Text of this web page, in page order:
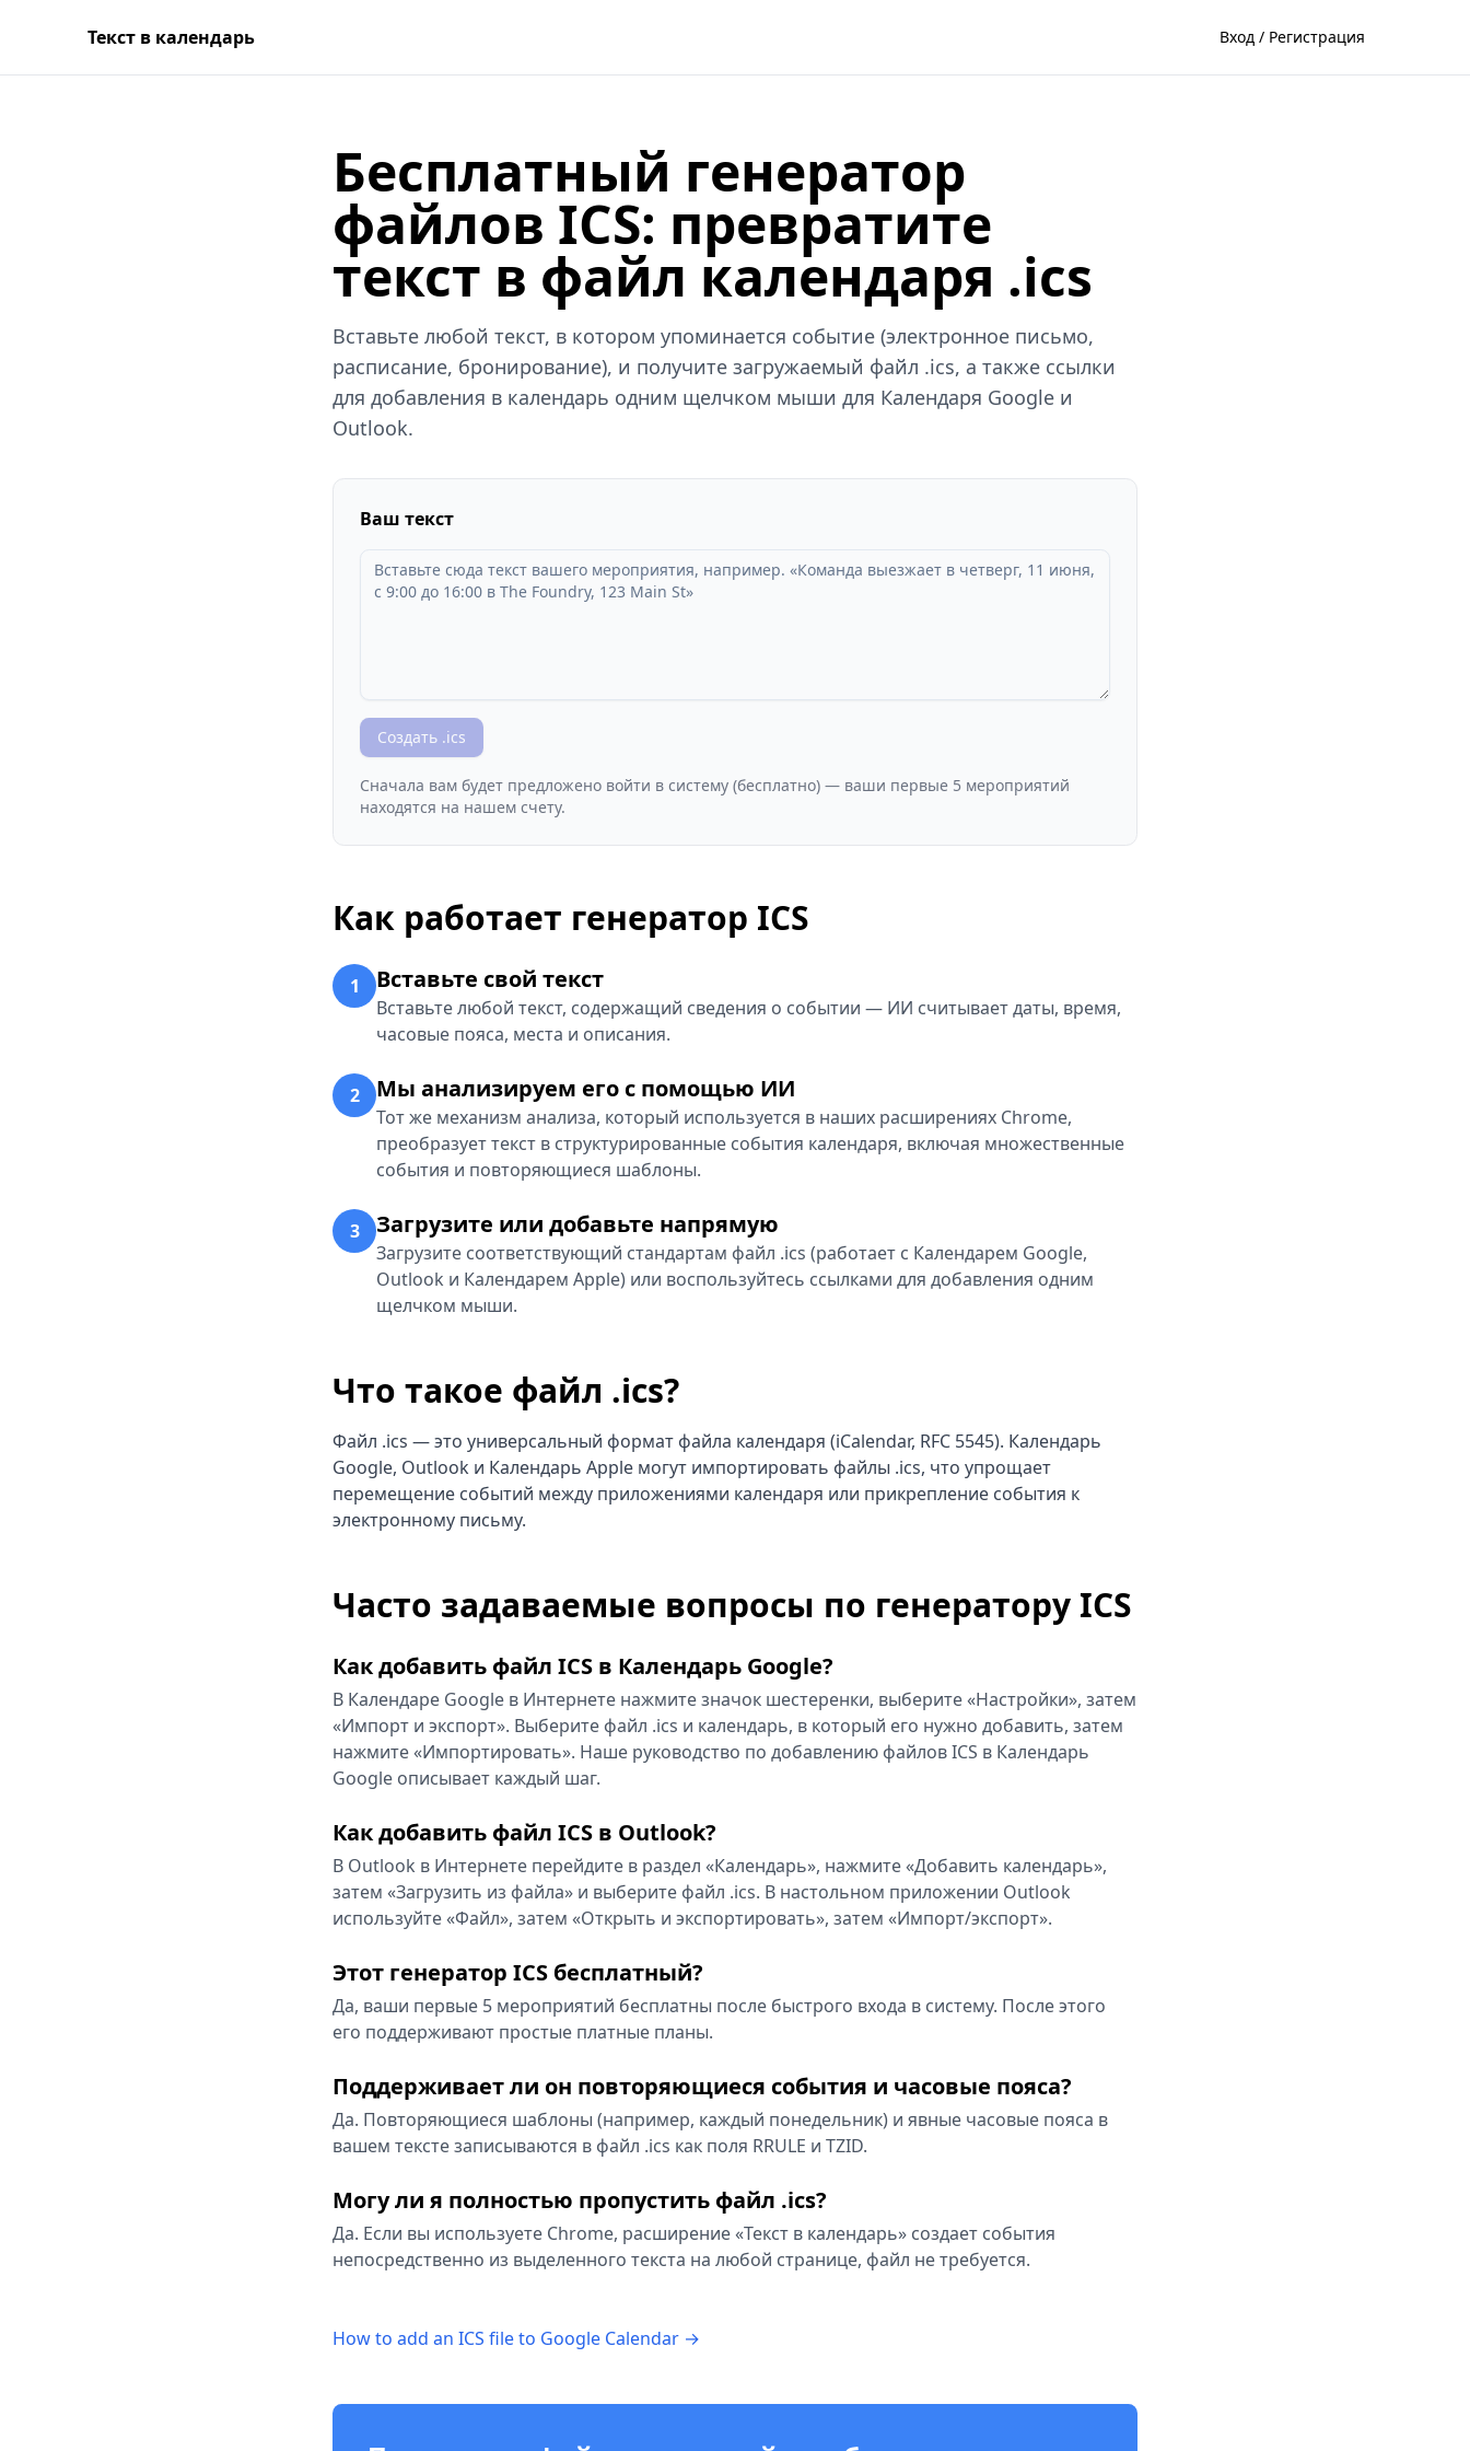
Текст в календарь Вход / Регистрация
Бесплатный генератор
файлов ICS: превратите
текст в файл календаря .ics
Вставьте любой текст, в котором упоминается событие (электронное письмо,
расписание, бронирование), и получите загружаемый файл .ics, а также ссылки
для добавления в календарь одним щелчком мыши для Календаря Google и
Outlook.
Ваш текст
Создать .ics
Сначала вам будет предложено войти в систему (бесплатно) — ваши первые 5 мероприятий
находятся на нашем счету.
Как работает генератор ICS
1 Вставьте свой текст
Вставьте любой текст, содержащий сведения о событии — ИИ считывает даты, время,
часовые пояса, места и описания.
2 Мы анализируем его с помощью ИИ
Тот же механизм анализа, который используется в наших расширениях Chrome,
преобразует текст в структурированные события календаря, включая множественные
события и повторяющиеся шаблоны.
3 Загрузите или добавьте напрямую
Загрузите соответствующий стандартам файл .ics (работает с Календарем Google,
Outlook и Календарем Apple) или воспользуйтесь ссылками для добавления одним
щелчком мыши.
Что такое файл .ics?
Файл .ics — это универсальный формат файла календаря (iCalendar, RFC 5545). Календарь
Google, Outlook и Календарь Apple могут импортировать файлы .ics, что упрощает
перемещение событий между приложениями календаря или прикрепление события к
электронному письму.
Часто задаваемые вопросы по генератору ICS
Как добавить файл ICS в Календарь Google?
В Календаре Google в Интернете нажмите значок шестеренки, выберите «Настройки», затем
«Импорт и экспорт». Выберите файл .ics и календарь, в который его нужно добавить, затем
нажмите «Импортировать». Наше руководство по добавлению файлов ICS в Календарь
Google описывает каждый шаг.
Как добавить файл ICS в Outlook?
В Outlook в Интернете перейдите в раздел «Календарь», нажмите «Добавить календарь»,
затем «Загрузить из файла» и выберите файл .ics. В настольном приложении Outlook
используйте «Файл», затем «Открыть и экспортировать», затем «Импорт/экспорт».
Этот генератор ICS бесплатный?
Да, ваши первые 5 мероприятий бесплатны после быстрого входа в систему. После этого
его поддерживают простые платные планы.
Поддерживает ли он повторяющиеся события и часовые пояса?
Да. Повторяющиеся шаблоны (например, каждый понедельник) и явные часовые пояса в
вашем тексте записываются в файл .ics как поля RRULE и TZID.
Могу ли я полностью пропустить файл .ics?
Да. Если вы используете Chrome, расширение «Текст в календарь» создает события
непосредственно из выделенного текста на любой странице, файл не требуется.
How to add an ICS file to Google Calendar →